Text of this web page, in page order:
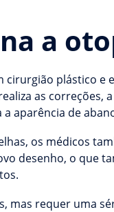
a
cirurgião plástico e
as correções,
aparência de
os médicos
desenho, o que
mas requer uma